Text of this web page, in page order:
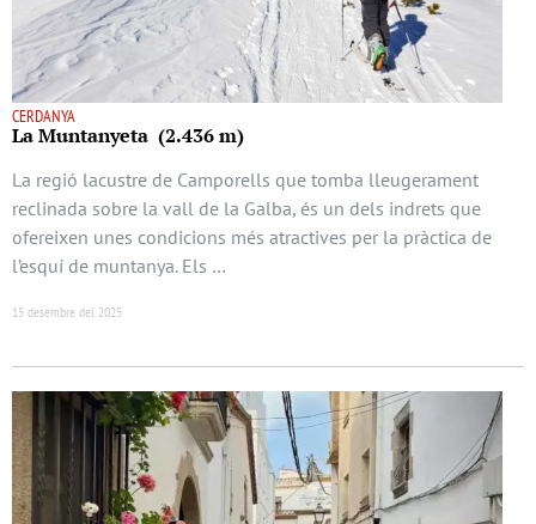
CERDANYA
La Muntanyeta (2.436 m)
La regió lacustre de Camporells que tomba lleugerament
reclinada sobre la vall de la Galba, és un dels indrets que
ofereixen unes condicions més atractives per la pràctica de
l’esquí de muntanya. Els …
15 desembre del 2025